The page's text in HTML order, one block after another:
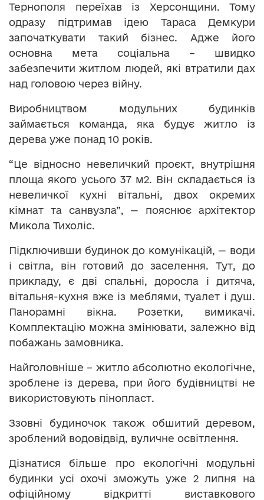
Тернополя переїхав із Херсонщини. Тому
одразу підтримав ідею Тараса Демкури
започаткувати такий бізнес. Адже його
основна мета соціальна – швидко
забезпечити житлом людей, які втратили дах
над головою через війну.
Виробництвом модульних будинків
займається команда, яка будує житло із
дерева уже понад 10 років.
“Це відносно невеличкий проєкт, внутрішня
площа якого усього 37 м2. Він складається із
невеличкої кухні вітальні, двох окремих
кімнат та санвузла”, — пояснює архітектор
Микола Тихоліс.
Підключивши будинок до комунікацій, — води
і світла, він готовий до заселення. Тут, до
прикладу, є дві спальні, доросла і дитяча,
вітальня-кухня вже із меблями, туалет і душ.
Панорамні вікна. Розетки, вимикачі.
Комплектацію можна змінювати, залежно від
побажань замовника.
Найголовніше – житло абсолютно екологічне,
зроблене із дерева, при його будівництві не
використовують пінопласт.
Ззовні будиночок також обшитий деревом,
зроблений водовідвід, вуличне освітлення.
Дізнатися більше про екологічні модульні
будинки усі охочі зможуть уже 2 липня на
офіційному відкритті виставкового